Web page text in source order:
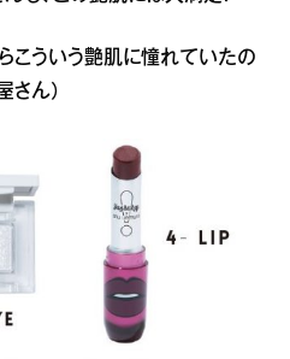
らこういう艶肌に憧れていたの
さん）